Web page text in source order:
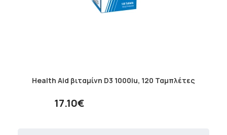
Health Aid βιταμίνη D3 1000iu, 120 Ταμπλέτες
17.10€